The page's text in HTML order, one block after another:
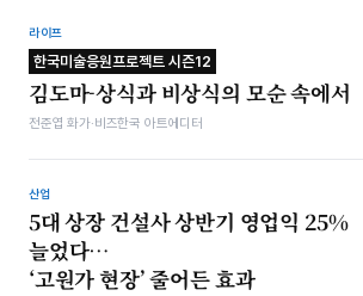
라이프
한국미술응원프로젝트 시즌12
김도마-상식과 비상식의 모순 속에서
전준엽 화가·비즈한국 아트에디터
산업
5대 상장 건설사 상반기 영업익 25%
늘었다…
‘고원가 현장’ 줄어든 효과